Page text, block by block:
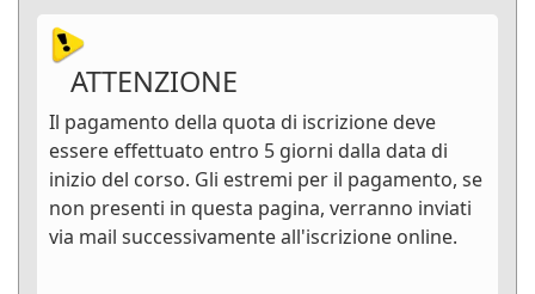
ATTENZIONE
Il pagamento della quota di iscrizione deve
essere effettuato entro 5 giorni dalla data di
inizio del corso. Gli estremi per il pagamento, se
non presenti in questa pagina, verranno inviati
via mail successivamente all'iscrizione online.